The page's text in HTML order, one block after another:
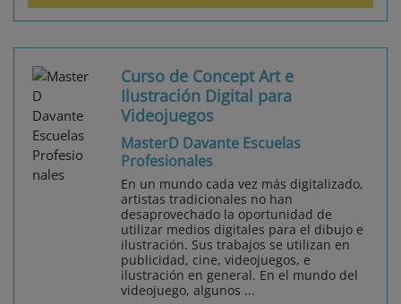
Curso de Concept Art e
Ilustración Digital para
Videojuegos
MasterD Davante Escuelas
Profesionales
En un mundo cada vez más digitalizado,
artistas tradicionales no han
desaprovechado la oportunidad de
utilizar medios digitales para el dibujo e
ilustración. Sus trabajos se utilizan en
publicidad, cine, videojuegos, e
ilustración en general. En el mundo del
videojuego, algunos ...